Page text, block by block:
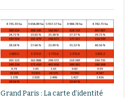
Grand Paris : La carte d’identité